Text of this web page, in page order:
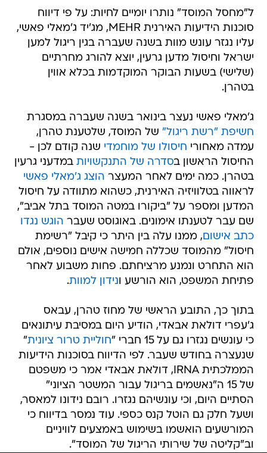
ל"מחסל המוסד" נותרו יומיים לחיות: על פי דיווח
סוכנות הידיעות האירנית MEHR, מג'יד ג'מאלי פאשי,
עליו נגזר עונש מוות בשנה שעברה בגין ריגול למען
ישראל וחיסול מדען גרעין, יוצא להורג מחרתיים
(שלישי) בשעות הבוקר המוקדמות בכלא אווין
בטהרן.
ג'מאלי פאשי נעצר בינואר בשנה שעברה במסגרת
חשיפת "רשת ריגול" של המוסד, שלטענת טהרן,
עמדה מאחורי חיסולו של מוחמדי שנה קודם לכן -
החיסול הראשון בסדרה של התנקשויות במדעני גרעין
בטהרן. כמה ימים לאחר המעצר הוצג ג'מאלי פאשי
לראווה בטלוויזיה האירנית, כשהוא מתוודה על חיסול
המדען ומספר על "ביקורו במטה המוסד בתל אביב",
שם עבר לטענתו אימונים. באוגוסט שעבר הוגש נגדו
כתב אישום, ממנו עלה בין היתר כי קיבל "רשימת
חיסול" מהמוסד שכללה חמישה אישים נוספים, אולם
הוא התחרט ונמנע מרציחתם. פחות משבוע לאחר
פתיחת המשפט, הוא הורשע ונידון למוות.
בתוך כך, התובע הראשי של מחוז טהרן, עבאס
ג'עפרי דולאת אבאדי, הודיע היום במסיבת עיתונאים
כי עונשים נגזרו גם על 15 חברי "
חוליית טרור ציונית"
שנעצרה בחודש שעבר. לפי הדיווח בסוכנות הידיעות
הממלכתית IRNA, דולאת אבאדי אמר כי משפטם
של 15 ה"נאשמים בריגול עבור המשטר הציוני"
הסתיים היום, וכי עונשיהם נגזרו. רובם נידונו למאסר,
ושעל חלק גם הוטל קנס כספי. עוד נמסר בדיווח כי
המורשעים הואשמו בשימוש באמצעים לוויניים
וב"קליטה של שירותי הריגול של המוסד".